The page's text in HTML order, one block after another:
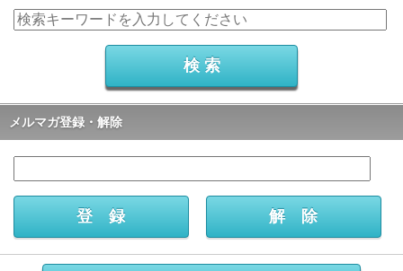
メルマガ登録・解除